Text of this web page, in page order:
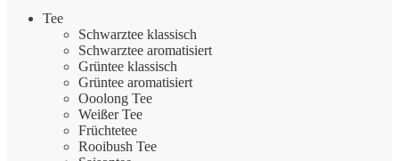
Tee
Schwarztee klassisch
Schwarztee aromatisiert
Grüntee klassisch
Grüntee aromatisiert
Ooolong Tee
Weißer Tee
Früchtetee
Rooibush Tee